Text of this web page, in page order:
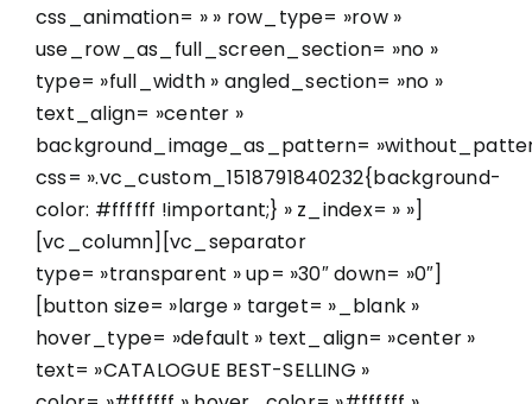
css_animation= » » row_type= »row »
use_row_as_full_screen_section= »no »
type= »full_width » angled_section= »no »
text_align= »center »
background_image_as_pattern=
css= ».vc_custom_1518791840232{background-
color: #ffffff !important;} » z_index= » »]
[vc_column][vc_separator
type= »transparent » up= »30″ down= »0″]
[button size= »large » target= »_blank »
hover_type= »default » text_align= »center »
text= »CATALOGUE BEST-SELLING »